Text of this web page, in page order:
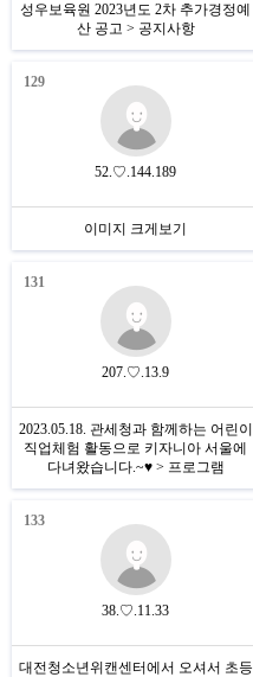
성우보육원 2023년도 2차 추가경정예
산 공고 > 공지사항
129
52.♡.144.189
이미지 크게보기
131
207.♡.13.9
2023.05.18. 관세청과 함께하는 어린이
직업체험 활동으로 키자니아 서울에
다녀왔습니다.~♥ > 프로그램
133
38.♡.11.33
대전청소년위캔센터에서 오셔서 초등